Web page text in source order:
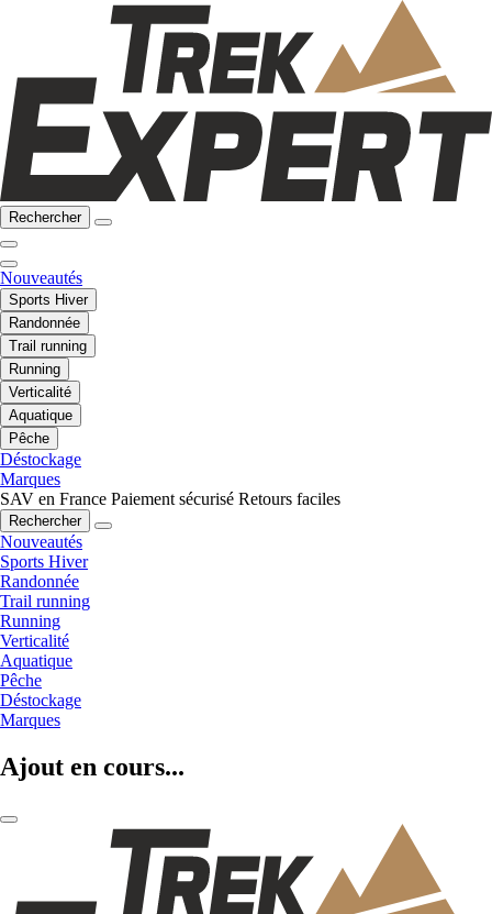
Rechercher
Nouveautés
Sports Hiver
Randonnée
Trail running
Running
Verticalité
Aquatique
Pêche
Déstockage
Marques
SAV en France Paiement sécurisé Retours faciles
Rechercher
Nouveautés
Sports Hiver
Randonnée
Trail running
Running
Verticalité
Aquatique
Pêche
Déstockage
Marques
Ajout en cours...